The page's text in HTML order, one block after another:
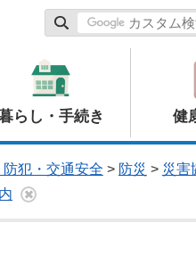
らし・手続き 健
防犯・交通安全 > 防災 > 災害